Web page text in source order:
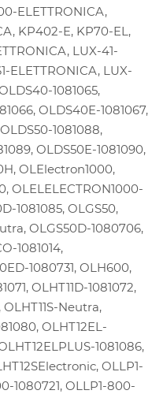
ELETTRONICA,
KP402-E, KP70-EL,
LUX-41-
ELETTRONICA, LUX-
1081065,
OLDS40E-1081067,
1081088,
OLDS50E-1081090,
OLElectron1000,
OLELELECTRON1000-
1081085, OLGS50,
OLGS50D-1080706,
1081014,
1080731, OLH600,
OLHT11D-1081072,
OLHT11S-Neutra,
OLHT12EL-
1081086,
OLLP1-
1080721, OLLP1-800-